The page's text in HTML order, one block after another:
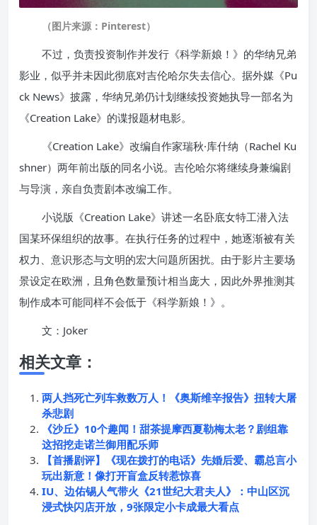
（图片来源：Pinterest）
不过，负责投资制作并发行《科学新娘！》的华纳兄弟
影业，似乎并未因此彻底对吉伦哈尔失去信心。据外媒《Pu
ck News》披露，华纳兄弟仍计划继续投资她执导一部名为
《Creation Lake》的谍报题材电影。
《Creation Lake》改编自作家瑞秋·库什纳（Rachel Ku
shner）两年前出版的同名小说。吉伦哈尔将继续身兼编剧
与导演，亲自负责剧本改编工作。
小说版《Creation Lake》讲述一名卧底女特工潜入法
国某环保组织的故事。在执行任务的过程中，她逐渐被有关
权力、意识形态与文明的宏大问题所困扰。由于影片主要场
景设定在欧洲，且角色数量预计相当庞大，因此外界推测其
制作成本可能同样不会低于《科学新娘！》。
文：Joker
相关文章：
两人挡死亡列车救数万人！《奥斯维辛报告》扭转大屠
杀悲剧
《沙丘》10个趣闻！甜茶提摩西夏勒梅太老？剧组靠
这招挖走诺兰御用配乐师
【首播剧评】《现在拨打的电话》先婚后爱、霸总言小
玩出新意！像打开盲盒反转惹惊喜
IU、边佑锡人气带火《21世纪大君夫人》：中山区沉
浸式快闪店开放，9张限定小卡成最大看点